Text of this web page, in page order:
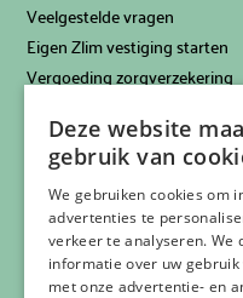
Veelgestelde vragen
Eigen Zlim vestiging starten
Vergoeding zorgverzekering
Privacyverklaring
Cookiebeleid
Klachtenregeling
Algemene voorwaarden
Contactgegevens
Deze website
gebruik van
We gebruiken cookies om
advertenties te
verkeer te analyseren. We
informatie over uw gebruik
met onze advertentie- en